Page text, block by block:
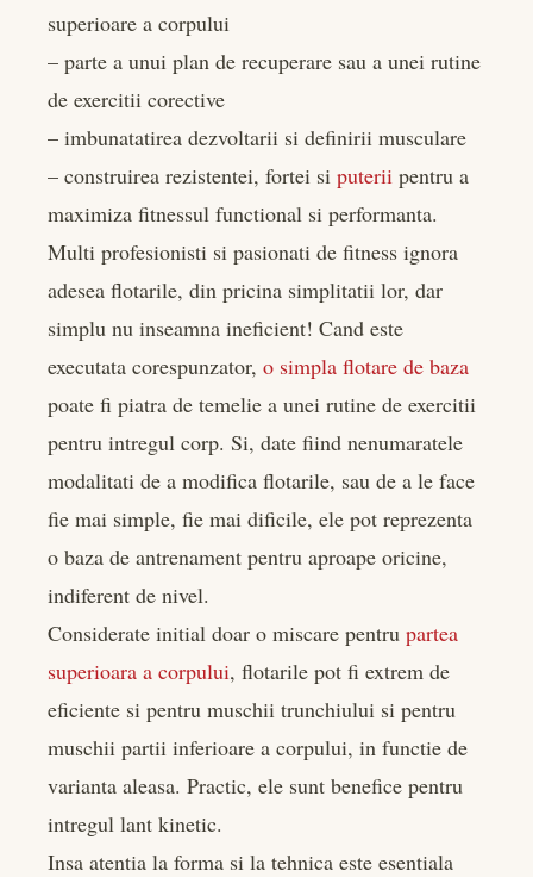
superioare a corpului
– parte a unui plan de recuperare sau a unei rutine
de exercitii corective
– imbunatatirea dezvoltarii si definirii musculare
– construirea rezistentei, fortei si puterii pentru a
maximiza fitnessul functional si performanta.
Multi profesionisti si pasionati de fitness ignora
adesea flotarile, din pricina simplitatii lor, dar
simplu nu inseamna ineficient! Cand este
executata corespunzator, o simpla flotare de baza
poate fi piatra de temelie a unei rutine de exercitii
pentru intregul corp. Si, date fiind nenumaratele
modalitati de a modifica flotarile, sau de a le face
fie mai simple, fie mai dificile, ele pot reprezenta
o baza de antrenament pentru aproape oricine,
indiferent de nivel.
Considerate initial doar o miscare pentru partea
superioara a corpului, flotarile pot fi extrem de
eficiente si pentru muschii trunchiului si pentru
muschii partii inferioare a corpului, in functie de
varianta aleasa. Practic, ele sunt benefice pentru
intregul lant kinetic.
Insa atentia la forma si la tehnica este esentiala